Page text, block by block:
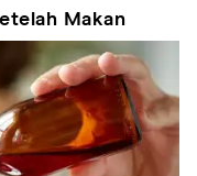
Makan